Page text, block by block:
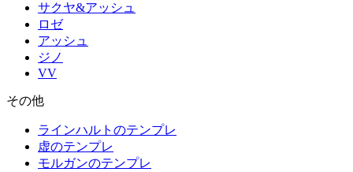
サクヤ&アッシュ
ロゼ
アッシュ
ジノ
VV
その他
ラインハルトのテンプレ
虚のテンプレ
モルガンのテンプレ